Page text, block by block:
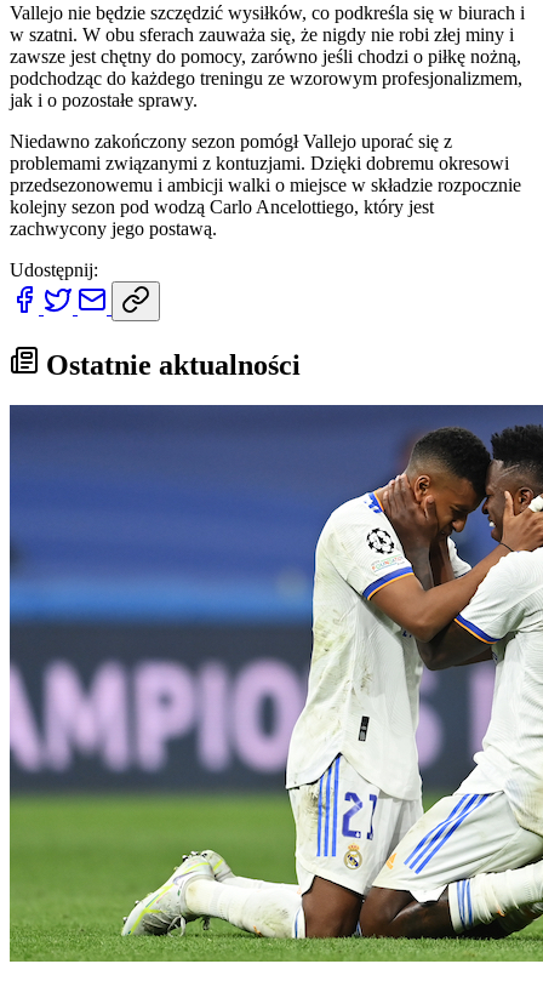
Vallejo nie będzie szczędzić wysiłków, co podkreśla się w biurach i
w szatni. W obu sferach zauważa się, że nigdy nie robi złej miny i
zawsze jest chętny do pomocy, zarówno jeśli chodzi o piłkę nożną,
podchodząc do każdego treningu ze wzorowym profesjonalizmem,
jak i o pozostałe sprawy.
Niedawno zakończony sezon pomógł Vallejo uporać się z
problemami związanymi z kontuzjami. Dzięki dobremu okresowi
przedsezonowemu i ambicji walki o miejsce w składzie rozpocznie
kolejny sezon pod wodzą Carlo Ancelottiego, który jest
zachwycony jego postawą.
Udostępnij:
Ostatnie aktualności